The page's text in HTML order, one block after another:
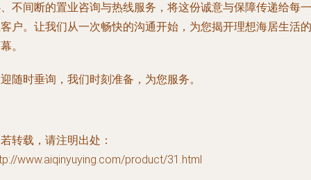
不间断的置业咨询与热线服务，将这份诚意与保障传递给每一
户。让我们从一次畅快的沟通开始，为您揭开理想海居生活的
。
随时垂询，我们时刻准备，为您服务。
转载，请注明出处：
www.aiqinyuying.com/product/31.html